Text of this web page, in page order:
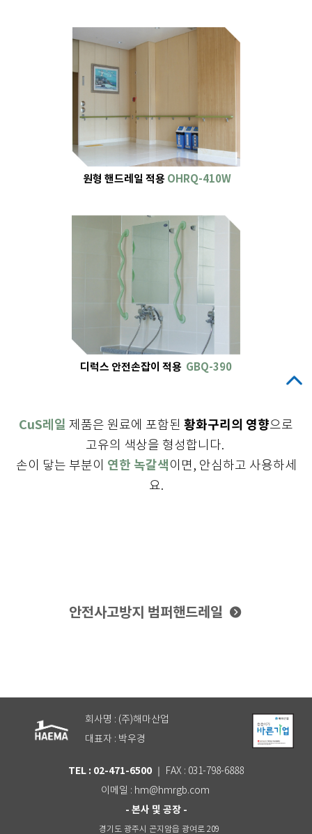
원형 핸드레일 적용 OHRQ-410W
디럭스 안전손잡이 적용 GBQ-390
CuS레일 제품은 원료에 포함된 황화구리의 영향으로
고유의 색상을 형성합니다.
손이 닿는 부분이 연한 녹갈색 이면, 안심하고 사용하세
요.
안전사고방지 범퍼핸드레일
회사명 : (주)해마산업
대표자 : 박우경
TEL : 02-471-6500 ｜ FAX : 031-798-6888
이메일 : hm@hmrgb.com
- 본사 및 공장 -
경기도 광주시 곤지암읍 광여로 209